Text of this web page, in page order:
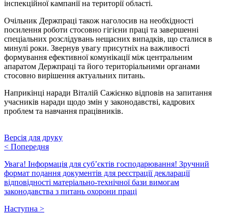
інспекційної кампанії на території області.
Очільник Держпраці також наголосив на необхідності
посилення роботи стосовно гігієни праці та завершенні
спеціальних розслідувань нещасних випадків, що сталися в
минулі роки. Звернув увагу присутніх на важливості
формування ефективної комунікації між центральним
апаратом Держпраці та його територіальними органами
стосовно вирішення актуальних питань.
Наприкінці наради Віталій Сажієнко відповів на запитання
учасників наради щодо змін у законодавстві, кадрових
проблем та навчання працівників.
Версія для друку
< Попередня
Увага! Інформація для суб’єктів господарювання! Зручний
формат подання документів для реєстрації декларації
відповідності матеріально-технічної бази вимогам
законодавства з питань охорони праці
Наступна >